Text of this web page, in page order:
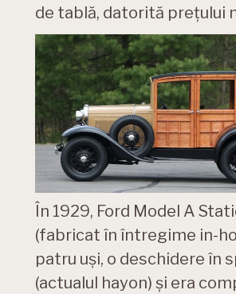
de tablă, datorită prețului
În 1929, Ford Model A
(fabricat în întregime in-
patru uși, o deschidere în
(actualul hayon) și era